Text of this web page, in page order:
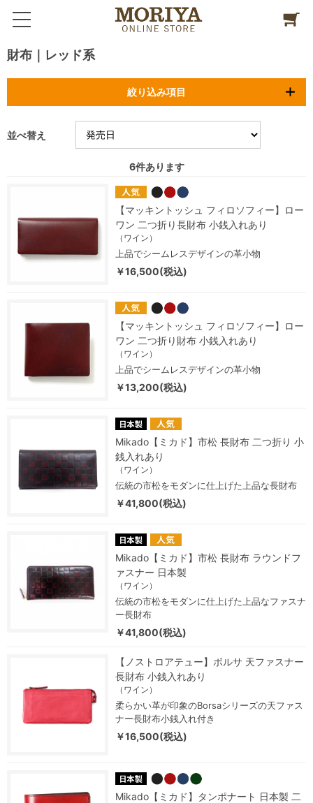
財布｜レッド系
絞り込み項目
並べ替え
6件あります
【マッキントッシュ フィロソフィー】ロー
ワン 二つ折り長財布 小銭入れあり
（ワイン）
上品でシームレスデザインの革小物
￥16,500(税込)
【マッキントッシュ フィロソフィー】ロー
ワン 二つ折り財布 小銭入れあり
（ワイン）
上品でシームレスデザインの革小物
￥13,200(税込)
Mikado【ミカド】市松 長財布 二つ折り 小
銭入れあり
（ワイン）
伝統の市松をモダンに仕上げた上品な長財布
￥41,800(税込)
Mikado【ミカド】市松 長財布 ラウンドフ
ァスナー 日本製
（ワイン）
伝統の市松をモダンに仕上げた上品なファスナ
ー長財布
￥41,800(税込)
【ノストロアテュー】ボルサ 天ファスナー
長財布 小銭入れあり
（ワイン）
柔らかい革が印象のBorsaシリーズの天ファス
ナー長財布小銭入れ付き
￥16,500(税込)
Mikado【ミカド】タンポナート 日本製 二